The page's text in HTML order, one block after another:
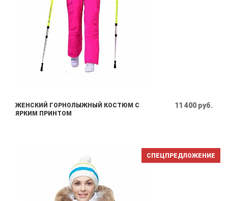
ЖЕНСКИЙ ГОРНОЛЫЖНЫЙ КОСТЮМ С
ЯРКИМ ПРИНТОМ
11 400 руб.
СПЕЦПРЕДЛОЖЕНИЕ